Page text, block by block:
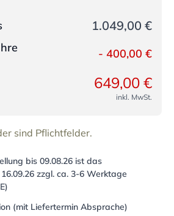
1.049,00 €
- 400,00 €
649,00 €
inkl. MwSt.
sind Pflichtfelder.
bis 09.08.26 ist das
16.09.26 zzgl. ca. 3-6 Werktage
(mit Liefertermin Absprache)